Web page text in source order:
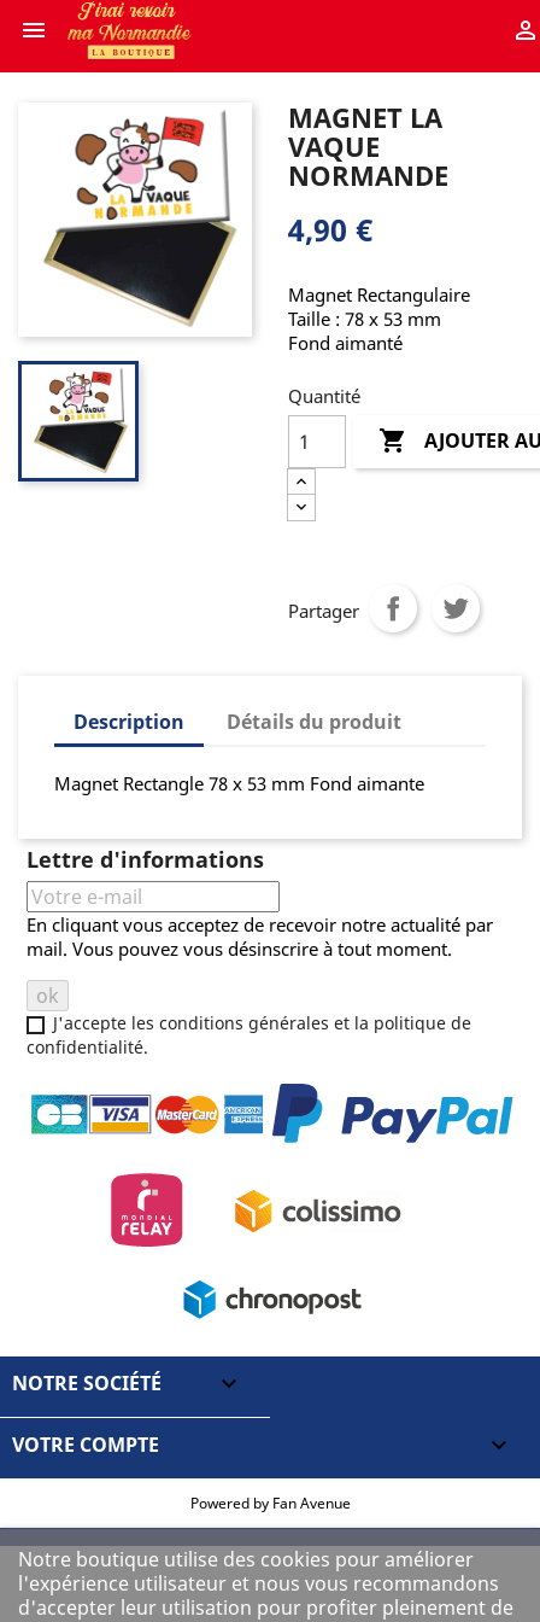
 
MAGNET LA
VAQUE
NORMANDE
4,90 €
Magnet Rectangulaire
Taille : 78 x 53 mm
Fond aimanté
Quantité
 AJOUTER
Partager
Description Détails du produit
Magnet Rectangle 78 x 53 mm Fond aimante
Lettre d'informations
En cliquant vous acceptez de recevoir notre actualité par
mail. Vous pouvez vous désinscrire à tout moment.
J'accepte les conditions générales et la politique de
confidentialité.
NOTRE SOCIÉTÉ 
VOTRE COMPTE 
Notre boutique utilise des cookies pour améliorer
l'expérience utilisateur et nous vous recommandons
d'accepter leur utilisation pour profiter pleinement de
Powered by Fan Avenue